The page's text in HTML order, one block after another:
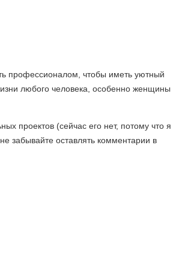
профессионалом, чтобы иметь уютный
любого человека, особенно женщины
проектов (сейчас его нет, потому что я
забывайте оставлять комментарии в